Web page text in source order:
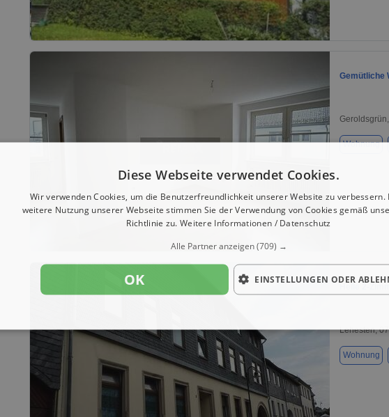
1 / 17
Gemütliche
Wohnung
Helle 2-
Lehesten,
Wohnung
Diese Webseite verwendet Cookies.
Wir verwenden Cookies, um die Benutzerfreundlichkeit unserer Website zu verbessern.
weitere Nutzung unserer Webseite stimmen Sie der Verwendung von Cookies gemäß
Richtlinie zu. Weitere Informationen / Datenschutz
Alle Partner anzeigen(709) →
OK EINSTELLUNGEN ODER